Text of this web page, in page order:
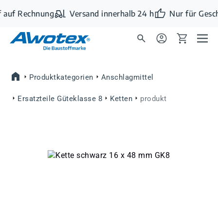
Zum Hauptinhalt springen
Rechnung Versand innerhalb 24 h Nur für
Produktkategorien Anschlagmittel
Ersatzteile Güteklasse 8 Ketten produkt
Bildergalerie überspringen